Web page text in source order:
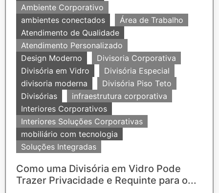
Ambiente Corporativo
ambientes conectados
Área de Trabalho
Atendimento de Qualidade
Atendimento Personalizado
Design Moderno
Divisoria Corporativa
Divisória em Vidro
Divisória Especial
divisoria moderna
Divisória Piso Teto
Divisórias
infraestrutura corporativa
Interiores Corporativos
Interiores Soluções Corporativas
mobiliário com tecnologia
Soluções Integradas
Como uma Divisória em Vidro Pode
Trazer Privacidade e Requinte para o...